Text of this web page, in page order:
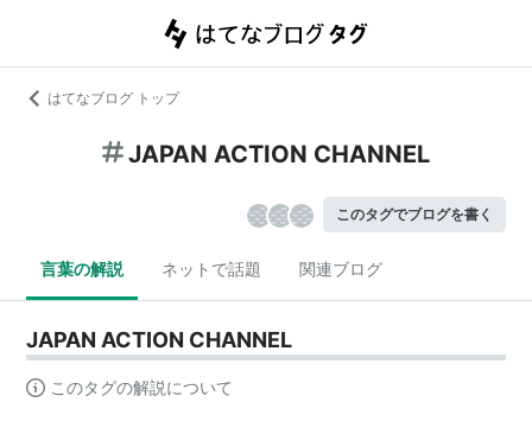
はてなブログ トップ
JAPAN ACTION CHANNEL
このタグでブログを書く
言葉の解説 ネットで話題 関連ブログ
JAPAN ACTION CHANNEL
このタグの解説について